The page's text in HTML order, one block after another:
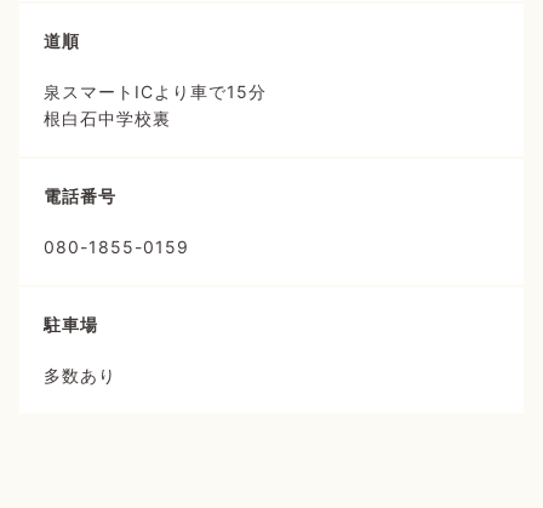
道順
泉スマートICより車で15分
根白石中学校裏
電話番号
080-1855-0159
駐車場
多数あり